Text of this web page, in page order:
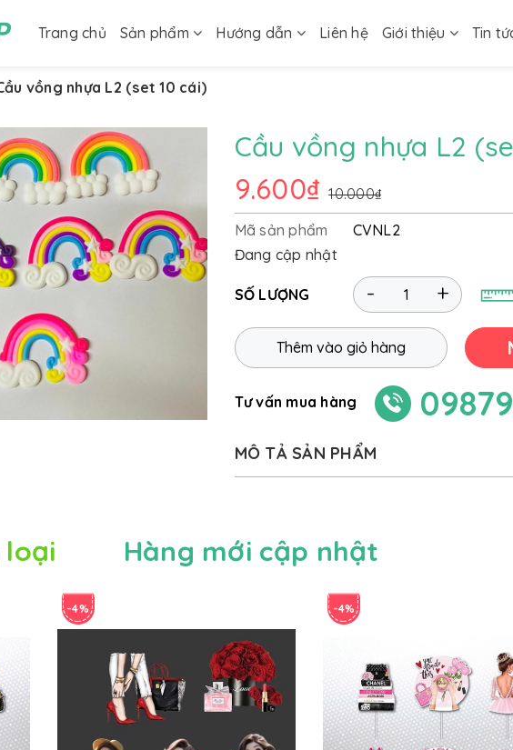
Trang chủ Sản phẩm Hướng dẫn Liên hệ Giới thiệu Tin
vồng nhựa L2 (set 10 cái)
Cầu vồng nhựa L2
9.600₫ 10.000₫
Mã sản phẩm
CVNL2
Đang cập nhật
SỐ LƯỢNG +
-
Thêm vào giỏ hàng
Tư vấn mua hàng
MÔ TẢ SẢN PHẨM
loại Hàng mới cập nhật
-4% -4%